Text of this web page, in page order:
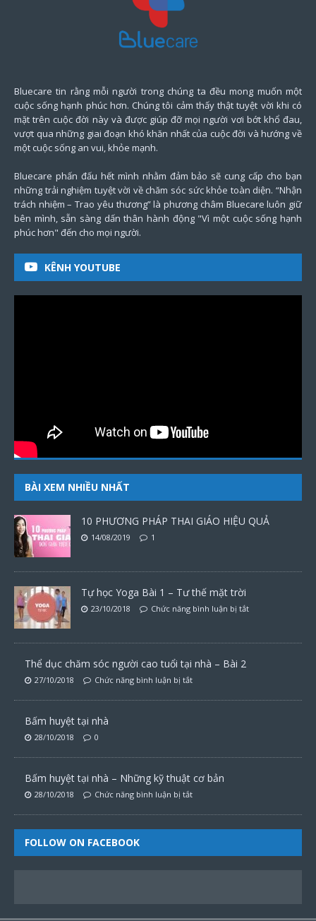
Bluecare tin rằng mỗi người trong chúng ta đều mong muốn một
cuộc sống hạnh phúc hơn. Chúng tôi cảm thấy thật tuyệt vời khi có
mặt trên cuộc đời này và được giúp đỡ mọi người vơi bớt khổ đau,
vượt qua những giai đoạn khó khăn nhất của cuộc đời và hướng về
một cuộc sống an vui, khỏe mạnh.
Bluecare phấn đấu hết mình nhằm đảm bảo sẽ cung cấp cho bạn
những trải nghiệm tuyệt vời về chăm sóc sức khỏe toàn diện. “Nhận
trách nhiệm – Trao yêu thương” là phương châm Bluecare luôn giữ
bên mình, sẵn sàng dấn thân hành động "Vì một cuộc sống hạnh
phúc hơn" đến cho mọi người.
KÊNH YOUTUBE
BÀI XEM NHIỀU NHẤT
10 PHƯƠNG PHÁP THAI GIÁO HIỆU QUẢ
14/08/2019 1
Tự học Yoga Bài 1 – Tư thế mặt trời
23/10/2018 Chức năng bình luận bị tắt
Thể dục chăm sóc người cao tuổi tại nhà – Bài 2
27/10/2018 Chức năng bình luận bị tắt
Bấm huyệt tại nhà
28/10/2018 0
Bấm huyệt tại nhà – Những kỹ thuật cơ bản
28/10/2018 Chức năng bình luận bị tắt
FOLLOW ON FACEBOOK